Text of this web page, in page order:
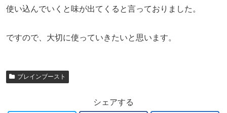
使い込んでいくと味が出てくると言っておりました。
ですので、大切に使っていきたいと思います。
ブレインブースト
シェアする